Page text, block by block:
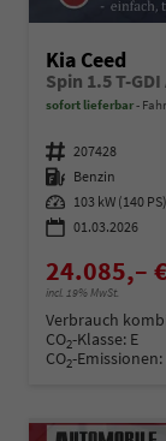
Kia Ceed
Spin 1.5 T-
sofort lieferbar
Fahrzeugnummer 207428
Kraftstoff Benzin
Leistung 103 kW (140 PS)
01.03.2026
24.085,– €
incl. 19% MwSt.
Verbrauch
CO2-Klasse: E
CO2-Emissionen: